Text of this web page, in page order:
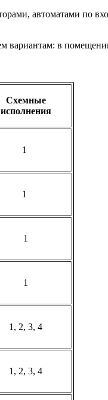
автоматами по
вариантам: в
Схемные
исполнения
1
1
1
1
1, 2, 3, 4
1, 2, 3, 4